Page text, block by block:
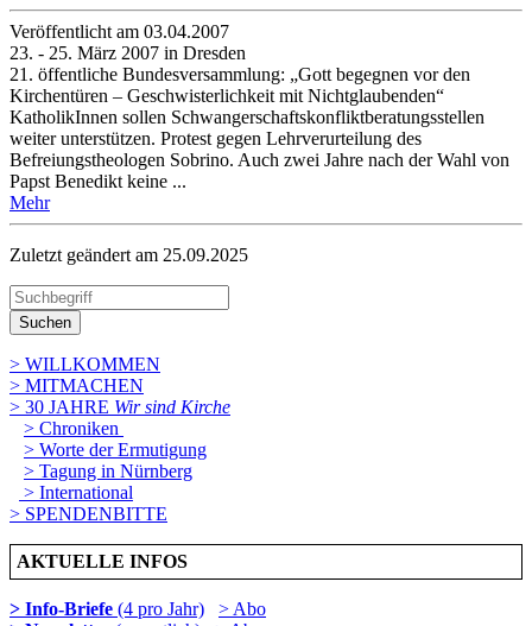
Veröffentlicht am 03­.04.2007
23. - 25. März 2007 in Dresden
21. öffentliche Bundesversammlung: „Gott begegnen vor den
Kirchentüren – Geschwisterlichkeit mit Nichtglaubenden“
KatholikInnen sollen Schwangerschaftskonfliktberatungsstellen
weiter unterstützen. Protest gegen Lehrverurteilung des
Befreiungstheologen Sobrino. Auch zwei Jahre nach der Wahl von
Papst Benedikt keine ...
Mehr
Zuletzt geändert am 25­.09.2025
Suchen
> WILLKOMMEN
> MITMACHEN
> 30 JAHRE Wir sind Kirche
> Chroniken
> Worte der Ermutigung
> Tagung in Nürnberg
> International
> SPENDENBITTE
AKTUELLE INFOS
> Info-Briefe (4 pro Jahr)
> Abo